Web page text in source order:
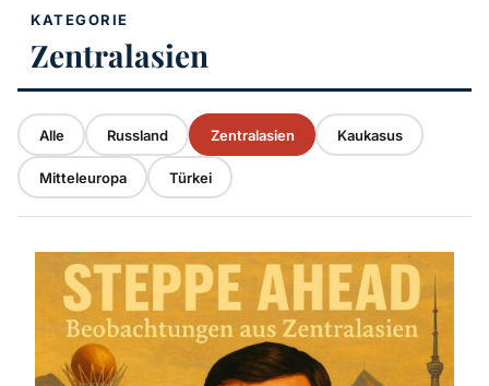
KATEGORIE
Zentralasien
Alle Russland Zentralasien Kaukasus
Mitteleuropa Türkei